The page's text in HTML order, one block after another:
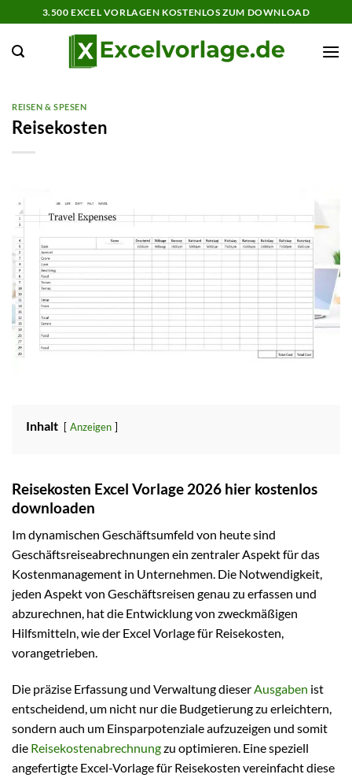
Inhalt
springen
3.500 EXCEL VORLAGEN KOSTENLOS ZUM DOWNLOAD
REISEN & SPESEN
Reisekosten
Inhalt Anzeigen
Reisekosten Excel Vorlage 2026 hier kostenlos
downloaden
Im dynamischen Geschäftsumfeld von heute sind
Geschäftsreiseabrechnungen ein zentraler Aspekt für das
Kostenmanagement in Unternehmen. Die Notwendigkeit,
jeden Aspekt von Geschäftsreisen genau zu erfassen und
abzurechnen, hat die Entwicklung von zweckmäßigen
Hilfsmitteln, wie der Excel Vorlage für Reisekosten,
vorangetrieben.
Die präzise Erfassung und Verwaltung dieserAusgaben ist
entscheidend, um nicht nur die Budgetierung zu erleichtern,
sondern auch um Einsparpotenziale aufzuzeigen und somit
die Reisekostenabrechnungzu optimieren. Eine speziell
angefertigte Excel-Vorlage für Reisekosten vereinfacht diese